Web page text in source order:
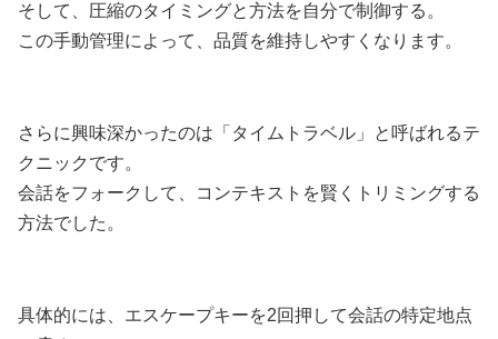
そして、圧縮のタイミングと方法を自分で制御する。
この手動管理によって、品質を維持しやすくなります。
さらに興味深かったのは「タイムトラベル」と呼ばれるテ
クニックです。
会話をフォークして、コンテキストを賢くトリミングする
方法でした。
具体的には、エスケープキーを2回押して会話の特定地点